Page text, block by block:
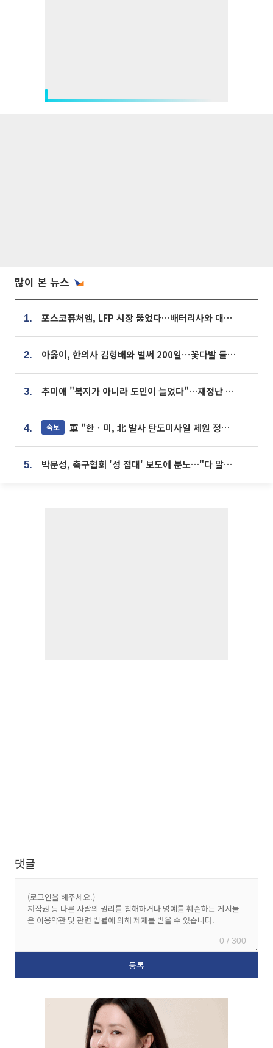
많이 본 뉴스
1. 포스코퓨처엠, LFP 시장 뚫었다…배터리사와 대규모 장기 공급 합의
2. 아옳이, 한의사 김형배와 벌써 200일⋯꽃다발 들고 "프러포즈 아냐"
3. 추미애 "복지가 아니라 도민이 늘었다"…재정난 책임론 정면돌파
4. 속보 軍 "한ㆍ미, 北 발사 탄도미사일 제원 정밀분석 중"
5. 박문성, 축구협회 '성 접대' 보도에 분노…"다 말아먹으려고 작정했나"
댓글
0 / 300